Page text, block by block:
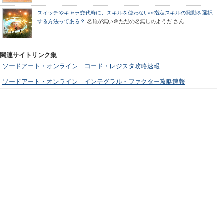
スイッチやキャラ交代時に、スキルを使わないor指定スキルの発動を選択
する方法ってある？ 名前が無い＠ただの名無しのようだ さん
関連サイトリンク集
ソードアート・オンライン コード・レジスタ攻略速報
ソードアート・オンライン インテグラル・ファクター攻略速報